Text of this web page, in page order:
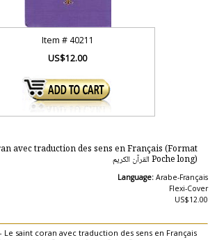
Item #40211
US$12.00
avec traduction des sens en Français (Format
Poche long) القرآن الكريم
Language: Arabe-Français
Flexi-Cover
US$12.00
Le saint coran avec traduction des sens en Français